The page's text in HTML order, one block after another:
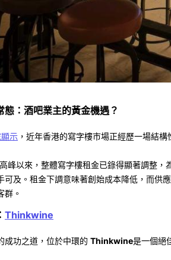
態：酒吧業主的黃金機遇？
示 ，近年香港的寫字樓市場正經歷一場結
峰以來，整體寫字樓租金已錄得顯著調整
可及。租金下調意味著創始成本降低，而供
群。
Thinkwine
成功之道，位於中環的 Thinkwine是一個絕